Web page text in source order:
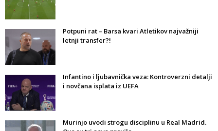
Potpuni rat – Barsa kvari Atletikov najvažniji
letnji transfer?!
Infantino i ljubavnička veza: Kontroverzni detalji
i novčana isplata iz UEFA
Murinjo uvodi strogu disciplinu u Real Madrid.